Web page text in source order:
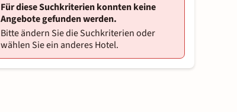
Für diese Suchkriterien konnten keine
Angebote gefunden werden.
Bitte ändern Sie die Suchkriterien oder
wählen Sie ein anderes Hotel.